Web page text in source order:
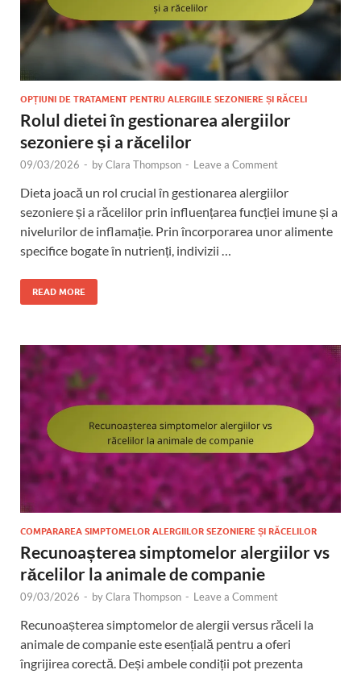
OPȚIUNI DE TRATAMENT PENTRU ALERGIILE SEZONIERE ȘI RĂCELI
Rolul dietei în gestionarea alergiilor
sezoniere și a răcelilor
09/03/2026 - byClara Thompson - Leave a Comment
Dieta joacă un rol crucial în gestionarea alergiilor
sezoniere și a răcelilor prin influențarea funcției imune și a
nivelurilor de inflamație. Prin încorporarea unor alimente
specifice bogate în nutrienți, indivizii …
READ MORE
COMPARAREA SIMPTOMELOR ALERGIILOR SEZONIERE ȘI RĂCELILOR
Recunoașterea simptomelor alergiilor vs
răcelilor la animale de companie
09/03/2026 - byClara Thompson - Leave a Comment
Recunoașterea simptomelor de alergii versus răceli la
animale de companie este esențială pentru a oferi
îngrijirea corectă. Deși ambele condiții pot prezenta